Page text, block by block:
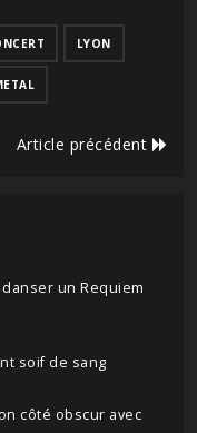
LYON
Article précédent
danser un Requiem
soif de sang
côté obscur avec